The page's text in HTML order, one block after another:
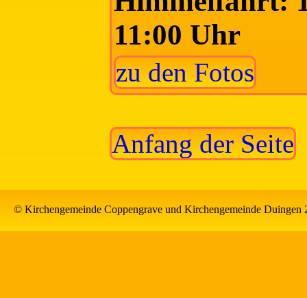
11:00 Uhr
zu den Fotos
Anfang der Seite
© Kirchengemeinde Coppengrave und Kirchengemeinde Duingen